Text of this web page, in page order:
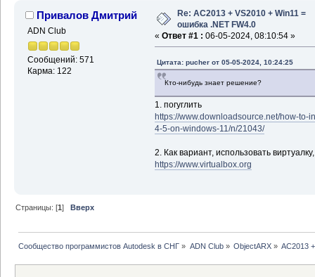
Привалов Дмитрий
ADN Club
Сообщений: 571
Карма: 122
Re: AС2013 + VS2010 + Win11 =
ошибка .NET FW4.0
« Ответ #1 : 06-05-2024, 08:10:54 »
Цитата: pucher от 05-05-2024, 10:24:25
Кто-нибудь знает решение?
1. погуглить
https://www.downloadsource.net/how-
4-5-on-windows-11/n/21043/
2. Как вариант, использовать
https://www.virtualbox.org
Страницы: [1]Вверх
Сообщество программистов Autodesk в СНГ » ADN Club» ObjectARX» AС2013